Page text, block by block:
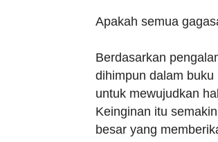
Apakah semua
Berdasarkan
dihimpun dalam
untuk mewujudkan
Keinginan itu
besar yang